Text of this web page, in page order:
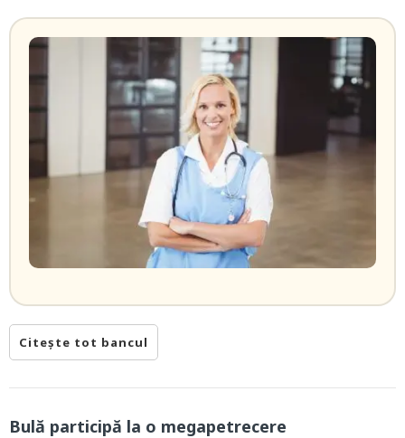
Citește tot bancul
Bulă participă la o megapetrecere